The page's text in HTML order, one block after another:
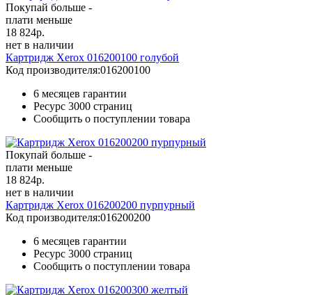
Покупай больше -
плати меньше
18 824р.
нет в наличии
Картридж Xerox 016200100 голубой
Код производителя:016200100
6 месяцев гарантии
Ресурс 3000 страниц
Сообщить о поступлении товара
Покупай больше -
плати меньше
18 824р.
нет в наличии
Картридж Xerox 016200200 пурпурный
Код производителя:016200200
6 месяцев гарантии
Ресурс 3000 страниц
Сообщить о поступлении товара